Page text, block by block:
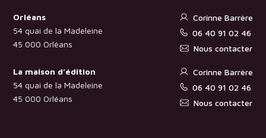
Orléans
54 quai de la Madeleine
45 000 Orléans
Corinne Barrère
06 40 91 02 46
Nous contacter
La maison d’édition
54 quai de la Madeleine
45 000 Orléans
Corinne Barrère
06 40 91 02 46
Nous contacter